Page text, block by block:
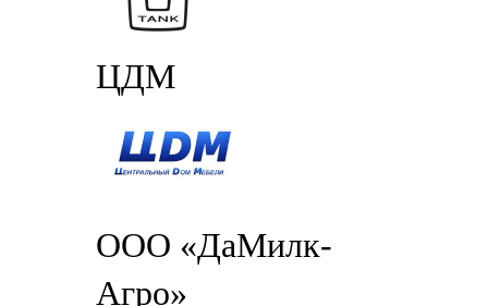
ЦДМ
ООО «ДаМилк-
Агро»